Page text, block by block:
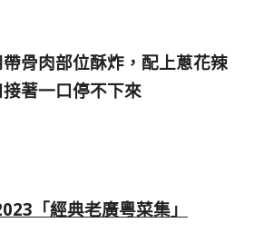
骨肉部位酥炸，配上蔥花辣
著一口停不下來
「經典老廣粵菜集」